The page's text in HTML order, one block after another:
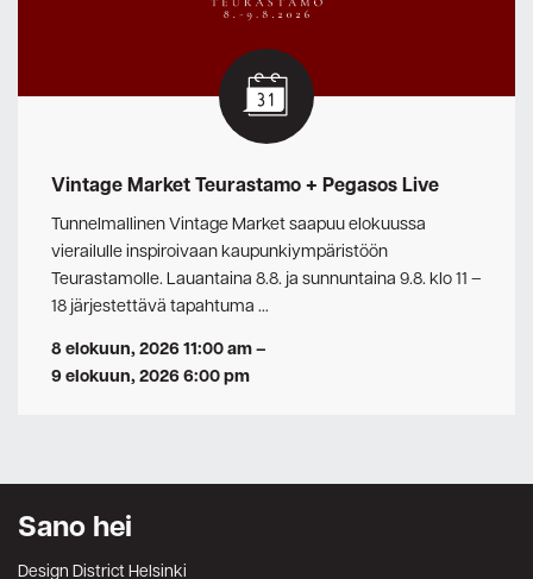
Vintage Market Teurastamo + Pegasos Live
Tunnelmallinen Vintage Market saapuu elokuussa
vierailulle inspiroivaan kaupunkiympäristöön
Teurastamolle. Lauantaina 8.8. ja sunnuntaina 9.8. klo 11 –
18 järjestettävä tapahtuma …
8 elokuun, 2026 11:00 am–
9 elokuun, 2026 6:00 pm
Sano hei
Design District Helsinki